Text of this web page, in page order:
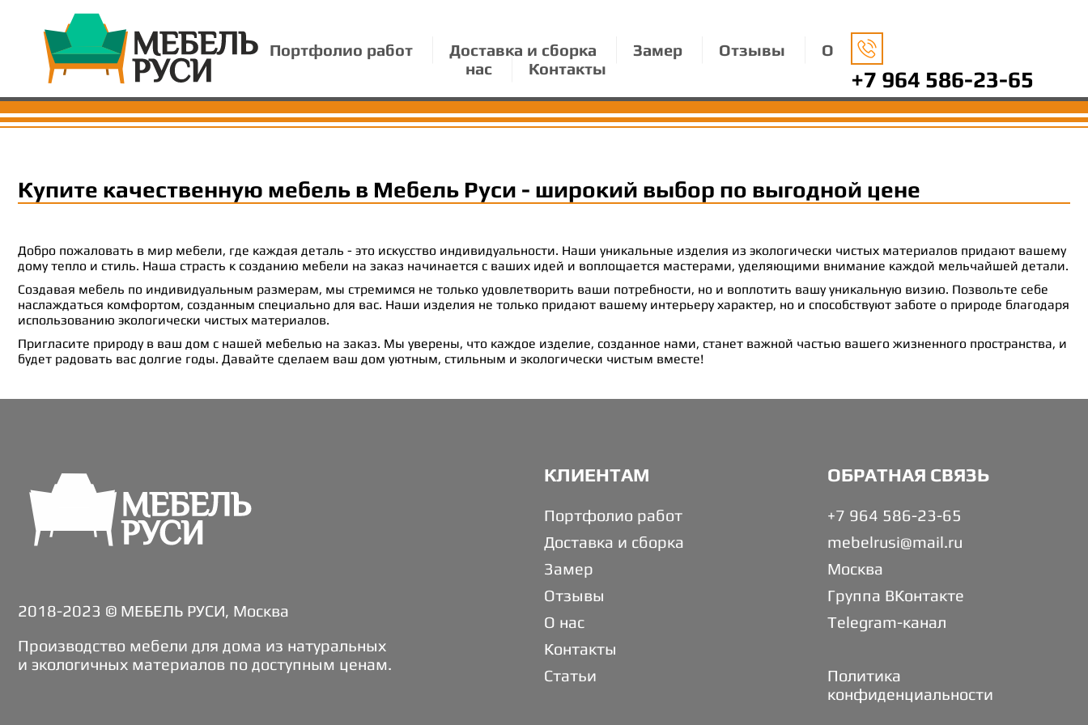
Портфолио работ Доставка и сборка Замер Отзывы
О
нас
Контакты +7 964 586-23-65
Купите качественную мебель в Мебель Руси - широкий выбор по выгодной цене
Добро пожаловать в мир мебели, где каждая деталь - это искусство индивидуальности. Наши уникальные изделия из экологически чистых материалов придают вашему
дому тепло и стиль. Наша страсть к созданию мебели на заказ начинается с ваших идей и воплощается мастерами, уделяющими внимание каждой мельчайшей детали.
Создавая мебель по индивидуальным размерам, мы стремимся не только удовлетворить ваши потребности, но и воплотить вашу уникальную визию. Позвольте себе
наслаждаться комфортом, созданным специально для вас. Наши изделия не только придают вашему интерьеру характер, но и способствуют заботе о природе благодаря
использованию экологически чистых материалов.
Пригласите природу в ваш дом с нашей мебелью на заказ. Мы уверены, что каждое изделие, созданное нами, станет важной частью вашего жизненного пространства, и
будет радовать вас долгие годы. Давайте сделаем ваш дом уютным, стильным и экологически чистым вместе!
2018-2023 © МЕБЕЛЬ РУСИ, Москва
Производство мебели для дома из натуральных
и экологичных материалов по доступным ценам.
КЛИЕНТАМ
Портфолио работ
Доставка и сборка
Замер
Отзывы
О нас
Контакты
Статьи
ОБРАТНАЯ СВЯЗЬ
+7 964 586-23-65
mebelrusi@mail.ru
Москва
Группа ВКонтакте
Telegram-канал
Политика
конфиденциальности